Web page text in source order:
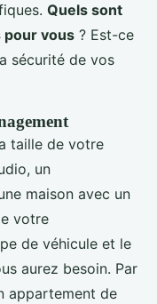
Quels sont
pour vous ? Est-ce
sécurité de vos
taille de votre
un
maison avec un
votre
de véhicule et le
aurez besoin. Par
appartement de